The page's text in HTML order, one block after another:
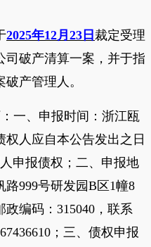
2025年12月23日 裁定受理
司 破产清算一案，并于指
产管理人。
一、申报时间： 浙江瓯
权人应自本公告发出之日
申报债权；二、申报地
路999号研发园B区1幢8
政编码： 315040，联系
；三、债权申报